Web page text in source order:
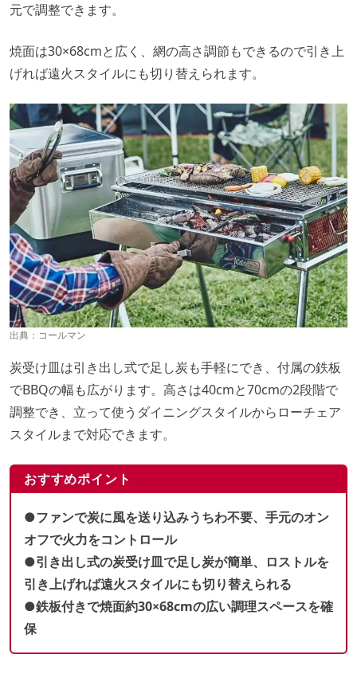
元で調整できます。
焼面は30×68cmと広く、網の高さ調節もできるので引き上
げれば遠火スタイルにも切り替えられます。
出典： コールマン
炭受け皿は引き出し式で足し炭も手軽にでき、付属の鉄板
でBBQの幅も広がります。高さは40cmと70cmの2段階で
調整でき、立って使うダイニングスタイルからローチェア
スタイルまで対応できます。
おすすめポイント
●ファンで炭に風を送り込みうちわ不要、手元のオン
オフで火力をコントロール
●引き出し式の炭受け皿で足し炭が簡単、ロストルを
引き上げれば遠火スタイルにも切り替えられる
●鉄板付きで焼面約30×68cmの広い調理スペースを確
保